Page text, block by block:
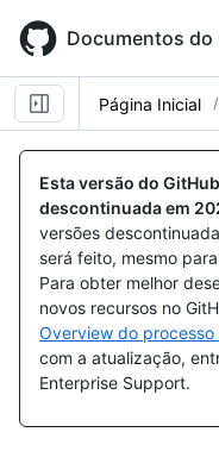
main
content
Documentos do
Página Inicial
Esta versão do
descontinuada em
versões
será feito, mesmo
Para obter melhor
novos recursos no
Overview do
com a atualização,
Enterprise Support.